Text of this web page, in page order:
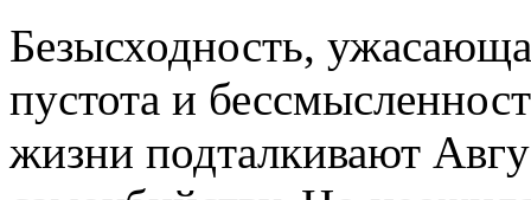
Безысходность,
пустота и
жизни подталкивают